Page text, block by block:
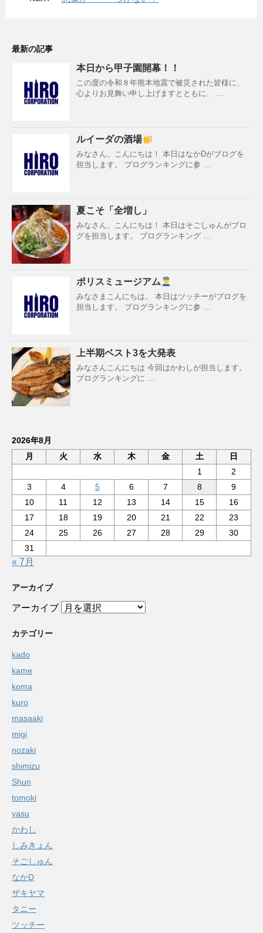
最新の記事
本日から甲子園開幕！！
この度の令和８年熊本地震で被災された皆様に、
心よりお見舞い申し上げますとともに、 …
ルイーダの酒場
みなさん、こんにちは！ 本日はなかDがブログを
担当します。 ブログランキングに参 …
夏こそ「全増し」
みなさん、こんにちは！ 本日はそごしゅんがブロ
グを担当します。 ブログランキング …
ポリスミュージアム
みなさまこんにちは。 本日はツッチーがブログを
担当します。 ブログランキングに参 …
上半期ベスト3を大発表
みなさんこんにちは 今回はかわしが担当します。
ブログランキングに …
2026年8月
月
火 水 木 金 土
日
1
2
3
4 5 6 7 8
9
10
11 12 13 14 15
16
17
18 19 20 21 22
23
24
25 26 27 28 29
30
31
« 7月
アーカイブ
アーカイブ
カテゴリー
kado
kame
koma
kuro
masaaki
migi
nozaki
shimizu
Shun
tomoki
yasu
かわし
しみきょん
そごしゅん
なかD
ザキヤマ
タニー
ツッチー